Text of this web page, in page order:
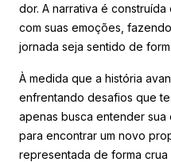
dor. A narrativa é
com suas emoções,
jornada seja sentido de
À medida que a história
enfrentando desafios que
apenas busca entender sua
para encontrar um novo
representada de forma